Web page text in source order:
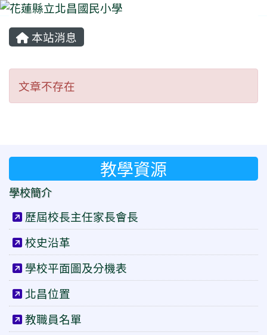
本站消息
文章不存在
文章不存在
教學資源
學校簡介
歷屆校長主任家長會長
校史沿革
學校平面圖及分機表
北昌位置
教職員名單